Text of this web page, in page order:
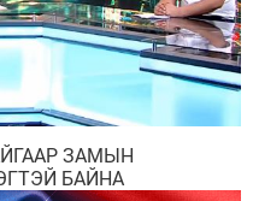
ЗАМЫН
БАЙНА